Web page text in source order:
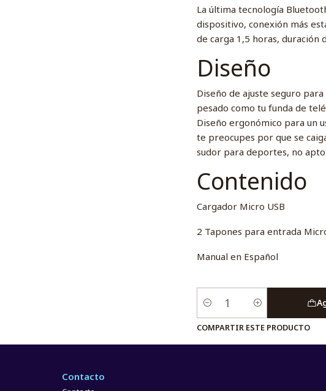
La última tecnología
dispositivo, conexión más
de carga 1,5 horas, duración
Diseño
Diseño de ajuste seguro
pesado como tu funda de
Diseño ergonómico para un
te preocupes por que se
sudor para deportes, no
Contenido
Cargador Micro USB
2 Tapones para entrada
Manual en Español
Cantidad
COMPARTIR ESTE PRODUCTO
Contacto